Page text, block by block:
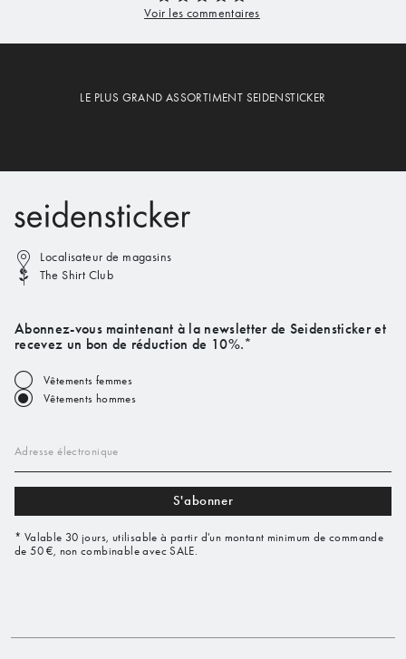
LE PLUS GRAND ASSORTIMENT SEIDENSTICKER
Localisateur de magasins
The Shirt Club
Abonnez-vous maintenant à la newsletter de Seidensticker et
recevez un bon de réduction de 10%.*
Vêtements femmes
Vêtements hommes
Adresse électronique
S'abonner
* Valable 30 jours, utilisable à partir d'un montant minimum de commande
de 50 €, non combinable avec SALE.